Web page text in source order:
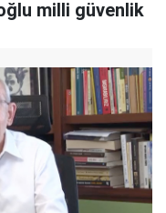
milli güvenlik